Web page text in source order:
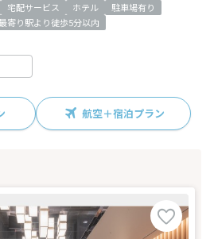
宅配サービス ホテル
駐車場有り
最寄り駅より徒歩5分以内
航空＋宿泊プラン